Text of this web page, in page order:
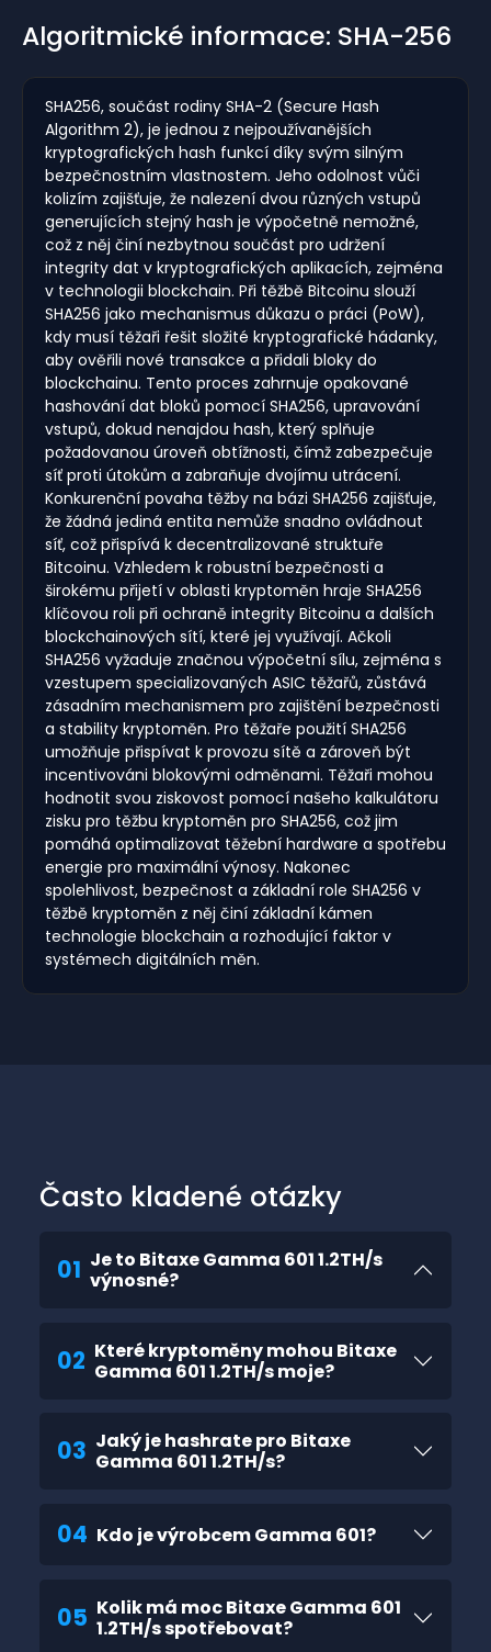
Algoritmické informace: SHA-256
SHA256, součást rodiny SHA-2 (Secure Hash
Algorithm 2), je jednou z nejpoužívanějších
kryptografických hash funkcí díky svým silným
bezpečnostním vlastnostem. Jeho odolnost vůči
kolizím zajišťuje, že nalezení dvou různých vstupů
generujících stejný hash je výpočetně nemožné,
což z něj činí nezbytnou součást pro udržení
integrity dat v kryptografických aplikacích, zejména
v technologii blockchain. Při těžbě Bitcoinu slouží
SHA256 jako mechanismus důkazu o práci (PoW),
kdy musí těžaři řešit složité kryptografické hádanky,
aby ověřili nové transakce a přidali bloky do
blockchainu. Tento proces zahrnuje opakované
hashování dat bloků pomocí SHA256, upravování
vstupů, dokud nenajdou hash, který splňuje
požadovanou úroveň obtížnosti, čímž zabezpečuje
síť proti útokům a zabraňuje dvojímu utrácení.
Konkurenční povaha těžby na bázi SHA256 zajišťuje,
že žádná jediná entita nemůže snadno ovládnout
síť, což přispívá k decentralizované struktuře
Bitcoinu. Vzhledem k robustní bezpečnosti a
širokému přijetí v oblasti kryptoměn hraje SHA256
klíčovou roli při ochraně integrity Bitcoinu a dalších
blockchainových sítí, které jej využívají. Ačkoli
SHA256 vyžaduje značnou výpočetní sílu, zejména s
vzestupem specializovaných ASIC těžařů, zůstává
zásadním mechanismem pro zajištění bezpečnosti
a stability kryptoměn. Pro těžaře použití SHA256
umožňuje přispívat k provozu sítě a zároveň být
incentivováni blokovými odměnami. Těžaři mohou
hodnotit svou ziskovost pomocí našeho kalkulátoru
zisku pro těžbu kryptoměn pro SHA256, což jim
pomáhá optimalizovat těžební hardware a spotřebu
energie pro maximální výnosy. Nakonec
spolehlivost, bezpečnost a základní role SHA256 v
těžbě kryptoměn z něj činí základní kámen
technologie blockchain a rozhodující faktor v
systémech digitálních měn.
Často kladené otázky
01 Je to Bitaxe Gamma 601 1.2TH/s
výnosné?
02 Které kryptoměny mohou Bitaxe
Gamma 601 1.2TH/s moje?
03 Jaký je hashrate pro Bitaxe
Gamma 601 1.2TH/s?
04 Kdo je výrobcem Gamma 601?
05 Kolik má moc Bitaxe Gamma 601
1.2TH/s spotřebovat?